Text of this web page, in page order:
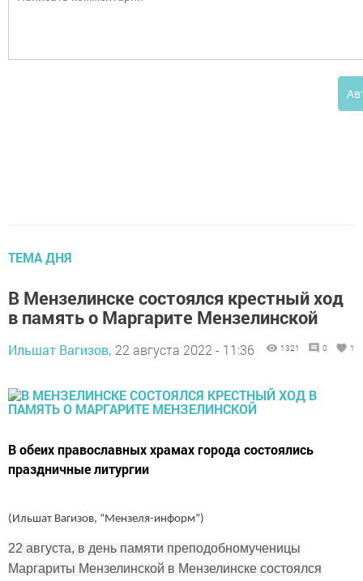
ТЕМА ДНЯ
В Мензелинске состоялся крестный ход
в память о Маргарите Мензелинской
Ильшат Вагизов, 22 августа 2022 - 11:36 1321 0 1
В обеих православных храмах города состоялись
праздничные литургии
(Ильшат Вагизов, “Мензеля-информ”)
22 августа, в день памяти преподобномученицы
Маргариты Мензелинской в Мензелинске состоялся